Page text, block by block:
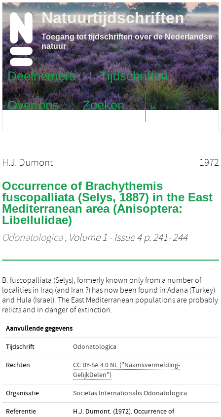
Deelnemers
Tijdschriften
Over ons
Zoeken NL EN
Natuurtijdschriften
Toegang tot tijdschriften over de Nederlandse
natuur
H.J. Dumont 1972
Occurrence of Brachythemis
fuscopalliata (Selys, 1887) in the East
Mediterranean area (Anisoptera:
Libellulidae)
Odonatologica, Volume 1 - Issue 4 p. 241- 244
B. fuscopalliata (Selys), formerly known only from a number of
localities in Iraq (and Iran ?) has now been found in Adana (Turkey)
and Hula (Israel). The East Mediterranean populations are probably
relicts and in danger of extinction.
Aanvullende gegevens
Tijdschrift Odonatologica
Rechten
CC BY-SA 4.0 NL ("Naamsvermelding-
GelijkDelen")
Organisatie Societas Internationalis Odonatologica
Referentie
H.J. Dumont. (1972). Occurrence of